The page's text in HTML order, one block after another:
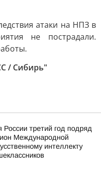
атаки на НПЗ в
не пострадали.
/ Сибирь"
третий год подряд
Международной
интеллекту